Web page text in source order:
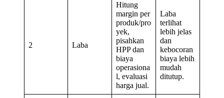
2 Laba
Hitung
margin per
produk/pro
yek,
pisahkan
HPP dan
biaya
operasiona
l, evaluasi
harga jual.
Laba
terlihat
lebih jelas
dan
kebocoran
biaya lebih
mudah
ditutup.